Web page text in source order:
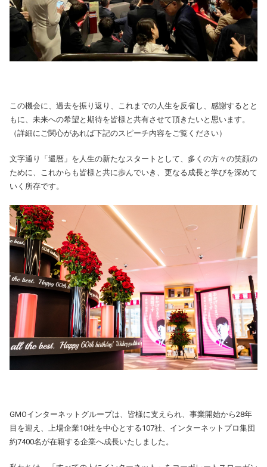
この機会に、過去を振り返り、これまでの人生を反省し、感謝するとと
もに、未来への希望と期待を皆様と共有させて頂きたいと思います。
（詳細にご関心があれば下記のスピーチ内容をご覧ください）
文字通り「還暦」を人生の新たなスタートとして、多くの方々の笑顔の
ために、これからも皆様と共に歩んでいき、更なる成長と学びを深めて
いく所存です。
GMOインターネットグループは、皆様に支えられ、事業開始から28年
目を迎え、上場企業10社を中心とする107社、インターネットプロ集団
約7400名が在籍する企業へ成長いたしました。